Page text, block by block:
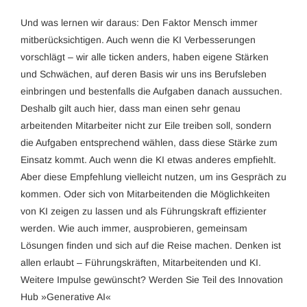
Und was lernen wir daraus: Den Faktor Mensch immer
mitberücksichtigen. Auch wenn die KI Verbesserungen
vorschlägt – wir alle ticken anders, haben eigene Stärken
und Schwächen, auf deren Basis wir uns ins Berufsleben
einbringen und bestenfalls die Aufgaben danach aussuchen.
Deshalb gilt auch hier, dass man einen sehr genau
arbeitenden Mitarbeiter nicht zur Eile treiben soll, sondern
die Aufgaben entsprechend wählen, dass diese Stärke zum
Einsatz kommt. Auch wenn die KI etwas anderes empfiehlt.
Aber diese Empfehlung vielleicht nutzen, um ins Gespräch zu
kommen. Oder sich von Mitarbeitenden die Möglichkeiten
von KI zeigen zu lassen und als Führungskraft effizienter
werden. Wie auch immer, ausprobieren, gemeinsam
Lösungen finden und sich auf die Reise machen. Denken ist
allen erlaubt – Führungskräften, Mitarbeitenden und KI.
Weitere Impulse gewünscht? Werden Sie Teil des Innovation
Hub »Generative AI«